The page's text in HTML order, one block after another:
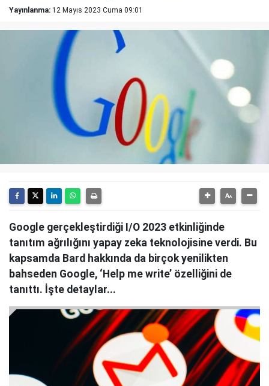
Yayınlanma: 12 Mayıs 2023 Cuma 09:01
Google gerçekleştirdiği I/O 2023 etkinliğinde
tanıtım ağrılığını yapay zeka teknolojisine verdi. Bu
kapsamda Bard hakkında da birçok yenilikten
bahseden Google, ‘Help me write’ özelliğini de
tanıttı. İşte detaylar...